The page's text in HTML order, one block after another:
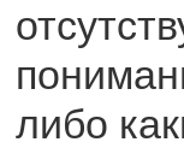
либо